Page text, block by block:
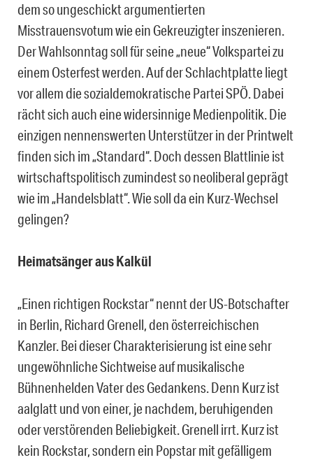
dem so ungeschickt argumentierten
Misstrauensvotum wie ein Gekreuzigter inszenieren.
Der Wahlsonntag soll für seine „neue“ Volkspartei zu
einem Osterfest werden. Auf der Schlachtplatte liegt
vor allem die sozialdemokratische Partei SPÖ. Dabei
rächt sich auch eine widersinnige Medienpolitik. Die
einzigen nennenswerten Unterstützer in der Printwelt
finden sich im „Standard“. Doch dessen Blattlinie ist
wirtschaftspolitisch zumindest so neoliberal geprägt
wie im „Handelsblatt“. Wie soll da ein Kurz-Wechsel
gelingen?
Heimatsänger aus Kalkül
„Einen richtigen Rockstar“ nennt der US-Botschafter
in Berlin, Richard Grenell, den österreichischen
Kanzler. Bei dieser Charakterisierung ist eine sehr
ungewöhnliche Sichtweise auf musikalische
Bühnenhelden Vater des Gedankens. Denn Kurz ist
aalglatt und von einer, je nachdem, beruhigenden
oder verstörenden Beliebigkeit. Grenell irrt. Kurz ist
kein Rockstar, sondern ein Popstar mit gefälligem